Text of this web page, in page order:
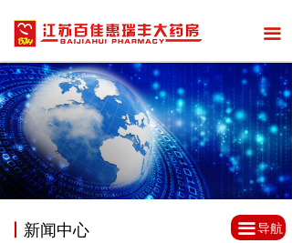
끀
新闻中心 끀导航